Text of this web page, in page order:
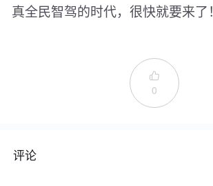
真全民智驾的时代，很快就要来了！

0
评论